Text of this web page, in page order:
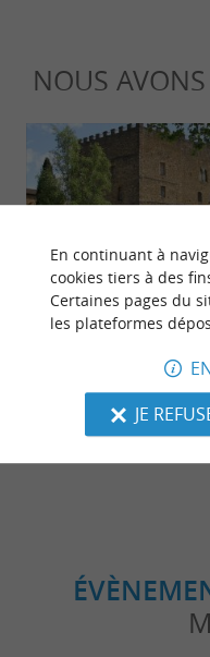
NOUS AVONS
Mont-de-Marsan,
campagne, havre de
Mont-de-Marsan
Détente
En continuant à
cookies tiers à des
Certaines pages du
les plateformes
JE